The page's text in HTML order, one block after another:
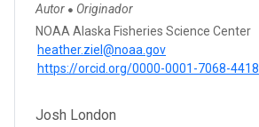
Autor ● Originador
NOAA Alaska Fisheries Science Center
heather.ziel@noaa.gov
https://orcid.org/0000-0001-7068-4418
Josh London